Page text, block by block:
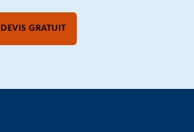
DEVIS GRATUIT